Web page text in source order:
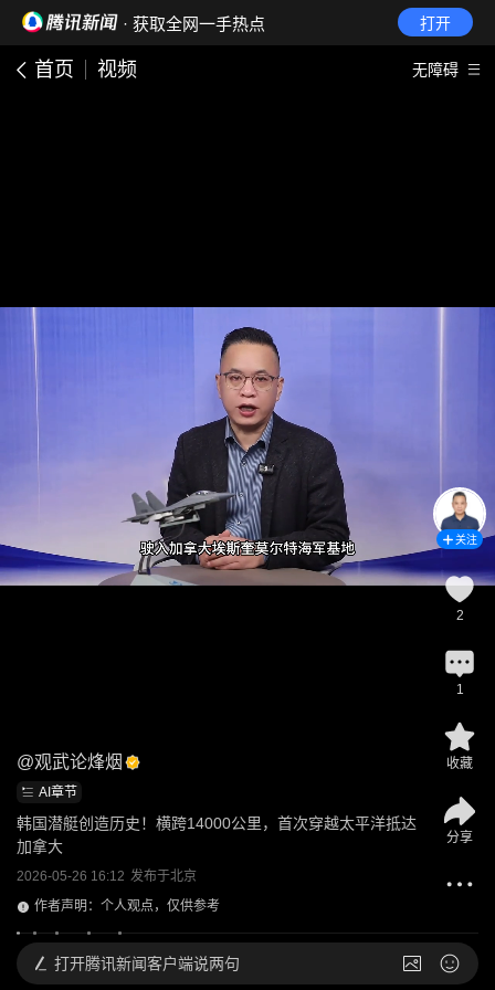
· 获取全网一手热点 打开
首页 视频 无障碍
@观武论烽烟
AI章节
韩国潜艇创造历史！横跨14000公里，首次穿越太平洋抵达
加拿大
2026-05-26 16:12 发布于北京
作者声明：个人观点，仅供参考
关注
2
1
收藏
分享
打开腾讯新闻客户端说两句